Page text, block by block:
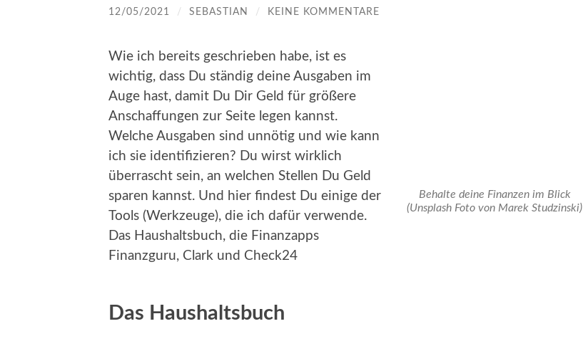
12/05/2021 / SEBASTIAN / KEINE KOMMENTARE
Behalte deine Finanzen im Blick
(Unsplash Foto von Marek Studzinski)
Wie ich bereits geschrieben habe, ist es
wichtig, dass Du ständig deine Ausgaben im
Auge hast, damit Du Dir Geld für größere
Anschaffungen zur Seite legen kannst.
Welche Ausgaben sind unnötig und wie kann
ich sie identifizieren? Du wirst wirklich
überrascht sein, an welchen Stellen Du Geld
sparen kannst. Und hier findest Du einige der
Tools (Werkzeuge), die ich dafür verwende.
Das Haushaltsbuch, die Finanzapps
Finanzguru, Clark und Check24
Das Haushaltsbuch